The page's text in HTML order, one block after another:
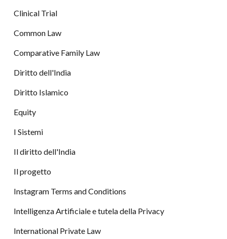
Clinical Trial
Common Law
Comparative Family Law
Diritto dell'India
Diritto Islamico
Equity
I Sistemi
Il diritto dell'India
Il progetto
Instagram Terms and Conditions
Intelligenza Artificiale e tutela della Privacy
International Private Law